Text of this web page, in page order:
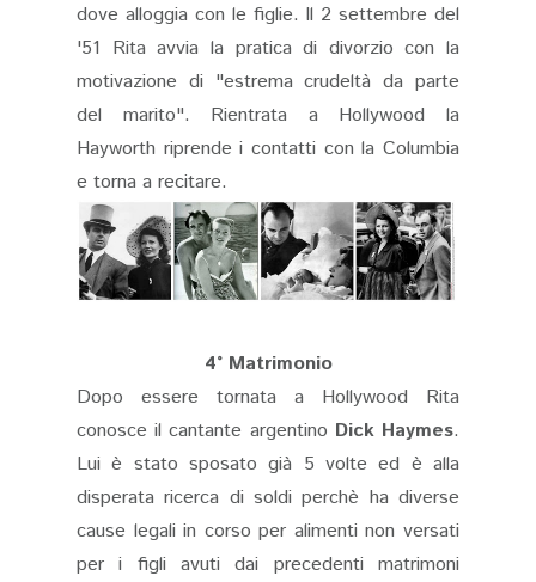
dove alloggia con le figlie. Il 2 settembre del
'51 Rita avvia la pratica di divorzio con la
motivazione di "estrema crudeltà da parte
del marito". Rientrata a Hollywood la
Hayworth riprende i contatti con la Columbia
e torna a recitare.
4° Matrimonio
Dopo essere tornata a Hollywood Rita
conosce il cantante argentino Dick Haymes.
Lui è stato sposato già 5 volte ed è alla
disperata ricerca di soldi perchè ha diverse
cause legali in corso per alimenti non versati
per i figli avuti dai precedenti matrimoni